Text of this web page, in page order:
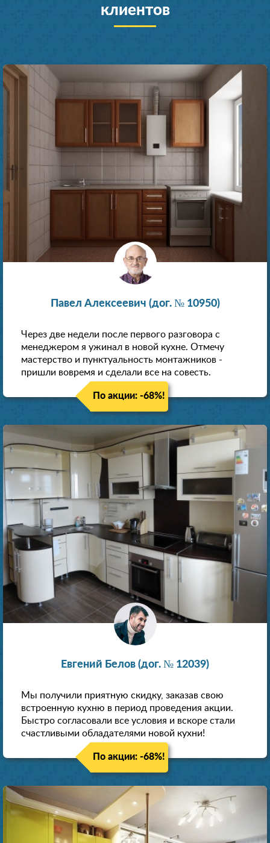
клиентов
Павел Алексеевич (дог. № 10950)
Через две недели после первого разговора с
менеджером я ужинал в новой кухне. Отмечу
мастерство и пунктуальность монтажников -
пришли вовремя и сделали все на совесть.
По акции: -68%!
Евгений Белов (дог. № 12039)
Мы получили приятную скидку, заказав свою
встроенную кухню в период проведения акции.
Быстро согласовали все условия и вскоре стали
счастливыми обладателями новой кухни!
По акции: -68%!